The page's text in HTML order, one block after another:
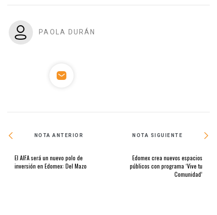
PAOLA DURÁN
NOTA ANTERIOR
El AIFA será un nuevo polo de
inversión en Edomex: Del Mazo
NOTA SIGUIENTE
Edomex crea nuevos espacios
públicos con programa ‘Vive tu
Comunidad’